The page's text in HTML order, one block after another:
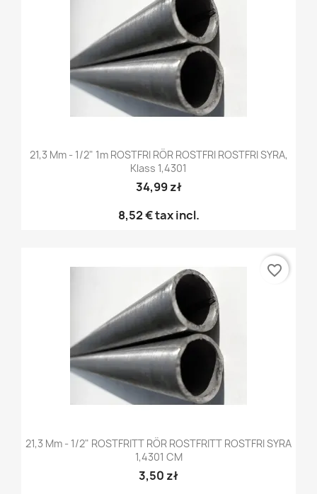
21,3 Mm - 1/2" 1m ROSTFRI RÖR ROSTFRI ROSTFRI SYRA,
Klass 1,4301
34,99 zł
8,52 €tax incl.
21,3 Mm - 1/2" ROSTFRITT RÖR ROSTFRITT ROSTFRI SYRA
1,4301 CM
3,50 zł
favorite_border